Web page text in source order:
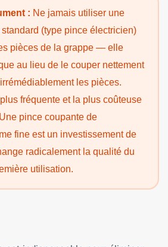
: Ne jamais utiliser une
(type pince électricien)
pièces de la grappe — elle
au lieu de le couper nettement
les pièces.
fréquente et la plus coûteuse
pince coupante de
fine est un investissement de
radicalement la qualité du
utilisation.